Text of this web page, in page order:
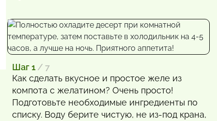
Шаг 1 / 7
Как сделать вкусное и простое желе из
компота с желатином? Очень просто!
Подготовьте необходимые ингредиенты по
списку. Воду берите чистую, не из-под крана,